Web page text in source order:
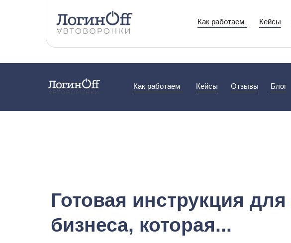
Кейсы
Как работаем
Блог
Отзывы
Кейсы
Как работаем
Готовая инструкция для
бизнеса, которая...